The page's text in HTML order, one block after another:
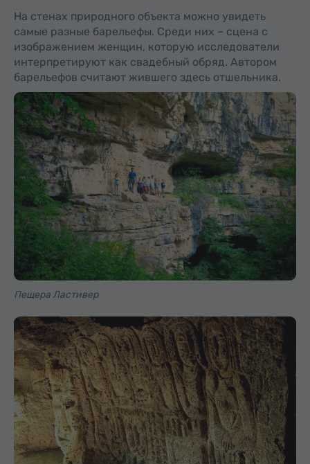
На стенах природного объекта можно увидеть
самые разные барельефы. Среди них – сцена с
изображением женщин, которую исследователи
интерпретируют как свадебный обряд. Автором
барельефов считают жившего здесь отшельника.
Пещера Ластивер